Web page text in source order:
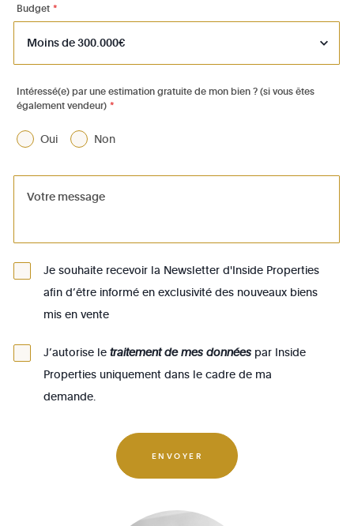
1040 - Etterbeek
1050 - Ixelles
1070 - Anderlecht
1080 - Molenbeek-St-Jean
1082 - Berchem-Ste-Agathe
1140 - Evere
1150 - Woluwé-St-Pierre
1170 - Watermael-Boitsfort
1180 - Uccle
1200 - Woluwé-St-Lambert
1210 - St-Josse-ten-Noode
Budget *
Intéressé(e) par une estimation gratuite de mon bien ? (si vous êtes
également vendeur) *
Oui Non
Je souhaite recevoir la Newsletter d'Inside Properties
afin d’être informé en exclusivité des nouveaux biens
mis en vente
J’autorise letraitement de mes données par Inside
Properties uniquement dans le cadre de ma
demande.
ENVOYER